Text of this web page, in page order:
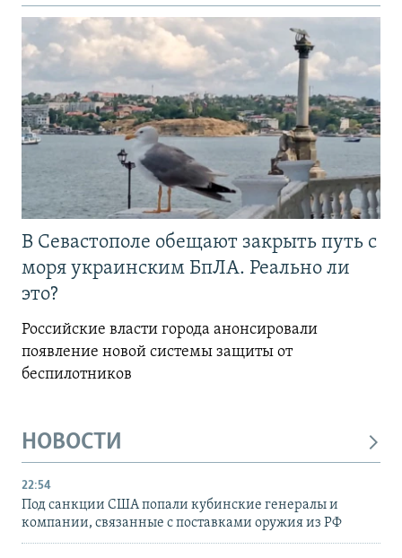
В Севастополе обещают закрыть путь с
моря украинским БпЛА. Реально ли
это?
Российские власти города анонсировали
появление новой системы защиты от
беспилотников
НОВОСТИ
22:54
Под санкции США попали кубинские генералы и
компании, связанные с поставками оружия из РФ